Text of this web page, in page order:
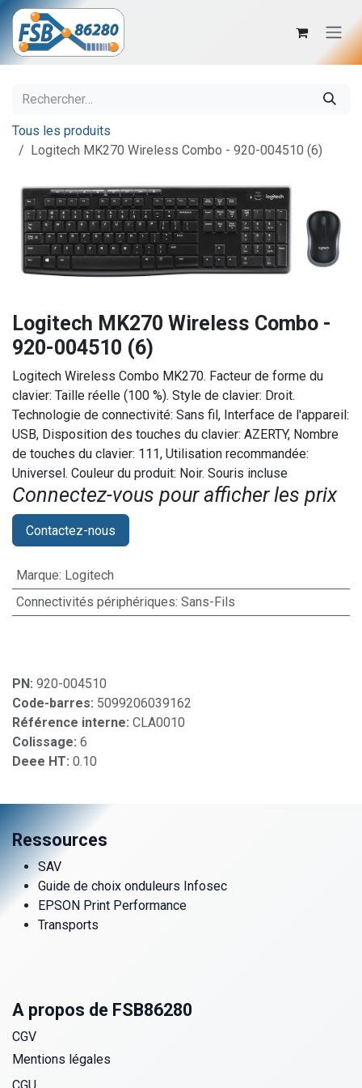
Se rendre au contenu
Tous les produits
Logitech MK270 Wireless Combo - 920-004510 (6)
Logitech MK270 Wireless Combo -
920-004510 (6)
Logitech Wireless Combo MK270. Facteur de forme du
clavier: Taille réelle (100 %). Style de clavier: Droit.
Technologie de connectivité: Sans fil, Interface de l'appareil:
USB, Disposition des touches du clavier: AZERTY, Nombre
de touches du clavier: 111, Utilisation recommandée:
Universel. Couleur du produit: Noir. Souris incluse
Connectez-vous pour afficher les prix​
Contactez-nous
Marque: Logitech
Connectivités périphériques: Sans-Fils
PN: 920-004510
Code-barres: 5099206039162
Référence interne: CLA0010
Colissage: 6
Deee HT: 0.10
Ressources
SAV
Guide de choix onduleurs Infosec
EPSON Print Performance
Transports
A propos de FSB86280
CGV
Mentions légales